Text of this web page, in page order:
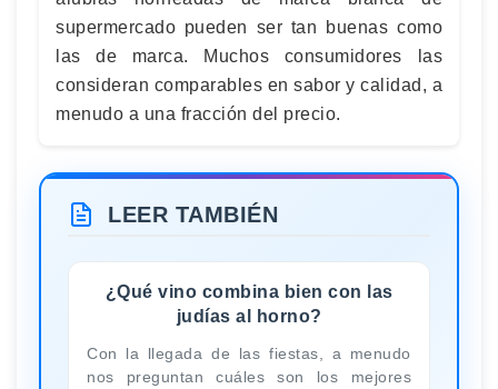
supermercado pueden ser tan buenas como
las de marca. Muchos consumidores las
consideran comparables en sabor y calidad, a
menudo a una fracción del precio.
LEER TAMBIÉN
¿Qué vino combina bien con las
judías al horno?
Con la llegada de las fiestas, a menudo
nos preguntan cuáles son los mejores